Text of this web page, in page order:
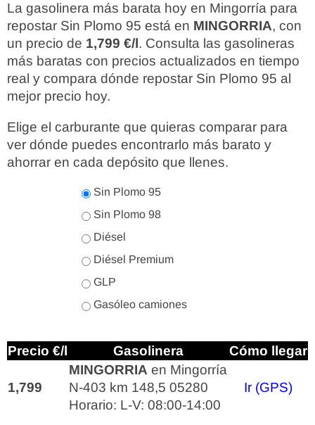
La gasolinera más barata hoy en Mingorría para
repostar Sin Plomo 95 está en MINGORRIA, con
un precio de 1,799 €/l. Consulta las gasolineras
más baratas con precios actualizados en tiempo
real y compara dónde repostar Sin Plomo 95 al
mejor precio hoy.
Elige el carburante que quieras comparar para
ver dónde puedes encontrarlo más barato y
ahorrar en cada depósito que llenes.
Sin Plomo 95
Sin Plomo 98
Diésel
Diésel Premium
GLP
Gasóleo camiones
Precio €/l Gasolinera Cómo llegar
1,799
MINGORRIA en Mingorría
N-403 km 148,5 05280
Horario: L-V: 08:00-14:00
Ir (GPS)